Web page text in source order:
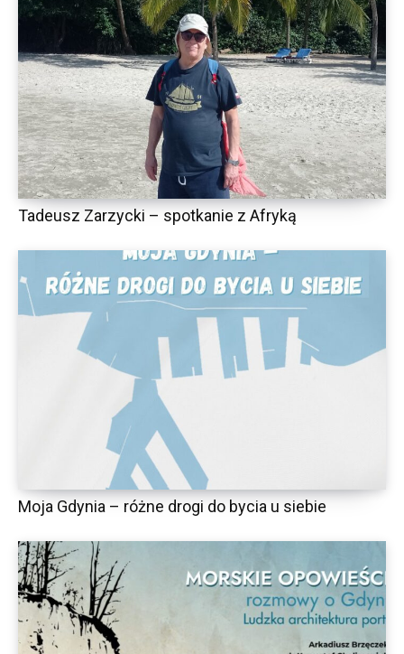
Tadeusz Zarzycki – spotkanie z Afryką
Moja Gdynia – różne drogi do bycia u siebie